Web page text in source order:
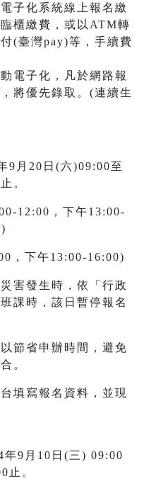
子化系統線上報名繳
櫃繳費，或以ATM轉
(臺灣pay)等，手續費
電子化，凡於網路報
將優先錄取。(連續生
9月20日(六)09:00至
。
12:00，下午13:00-
，下午13:00-16:00)
害發生時，依「行政
課時，該日暫停報名
節省申辦時間，避免
。
填寫報名資料，並現
9月10日(三) 09:00
止。